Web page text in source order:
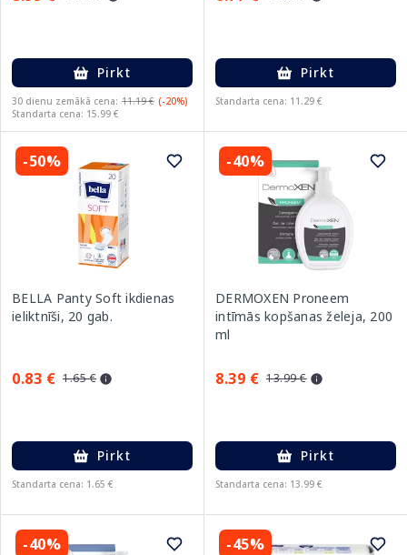
Pirkt
30 dienu zemākā cena: 11.19 € (-20%)
Standarta cena: 15.99 €
Pirkt
Standarta cena: 11.29 €
-50%
BELLA Panty Soft ikdienas
ieliktnīši, 20 gab.
0.83 € 1.65 €
Pirkt
Standarta cena: 1.65 €
-40%
DERMOXEN Proneem
intīmās kopšanas želeja, 200
ml
8.39 € 13.99 €
Pirkt
Standarta cena: 13.99 €
-40% -45%